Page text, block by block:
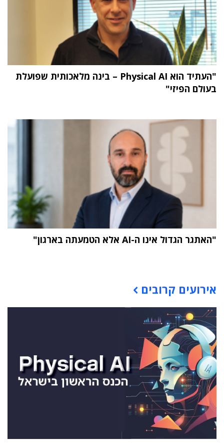
"העתיד הוא Physical AI – בינה מלאכותית שפועלת
בעולם הפיזי"
"האתגר הגדול אינו ה-AI אלא הטמעתה בארגון"
אירועים קרובים